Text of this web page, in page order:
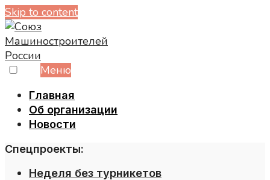
Skip to content
Меню
Главная
Об организации
Новости
Спецпроекты:
Неделя без турникетов